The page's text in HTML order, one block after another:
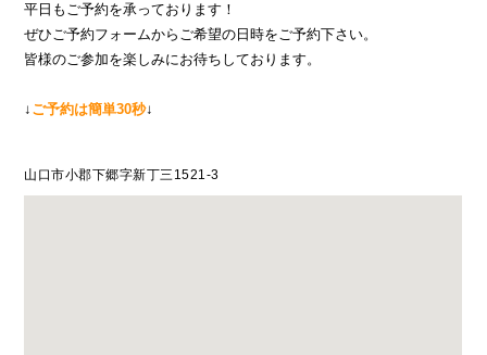
平日もご予約を承っております！
ぜひご予約フォームからご希望の日時をご予約下さい。
皆様のご参加を楽しみにお待ちしております。
↓ ご予約は簡単30秒↓
山口市小郡下郷字新丁三1521-3